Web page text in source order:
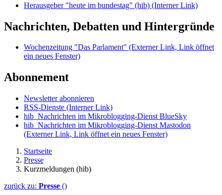
Herausgeber "heute im bundestag" (hib) (Interner Link)
Nachrichten, Debatten und Hintergründe
Wochenzeitung "Das Parlament" (Externer Link, Link öffnet
ein neues Fenster)
Abonnement
Newsletter abonnieren
RSS-Dienste (Interner Link)
hib_Nachrichten im Mikroblogging-Dienst BlueSky
hib_Nachrichten im Mikroblogging-Dienst Mastodon
(Externer Link, Link öffnet ein neues Fenster)
Startseite
Presse
Kurzmeldungen (hib)
zurück zu: Presse ()